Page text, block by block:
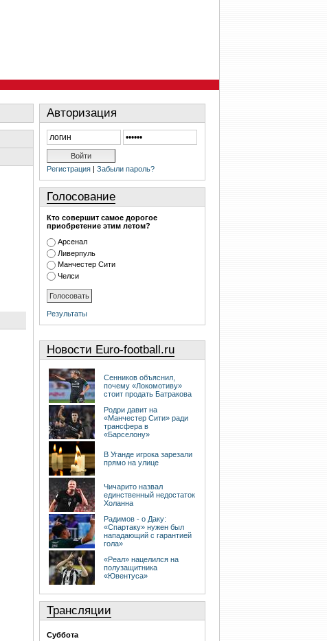
Авторизация
Регистрация | Забыли пароль?
Голосование
Кто совершит самое дорогое
приобретение этим летом?
Арсенал
Ливерпуль
Манчестер Сити
Челси
Результаты
Новости Euro-football.ru
Сенников объяснил,
почему «Локомотиву»
стоит продать Батракова
Родри давит на
«Манчестер Сити» ради
трансфера в
«Барселону»
В Уганде игрока зарезали
прямо на улице
Чичарито назвал
единственный недостаток
Холанна
Радимов - о Даку:
«Спартаку» нужен был
нападающий с гарантией
гола»
«Реал» нацелился на
полузащитника
«Ювентуса»
Трансляции
Суббота